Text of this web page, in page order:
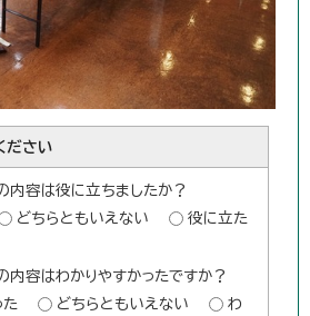
ださい
内容は役に立ちましたか？
どちらともいえない
役に立た
内容はわかりやすかったですか？
た
どちらともいえない
わ